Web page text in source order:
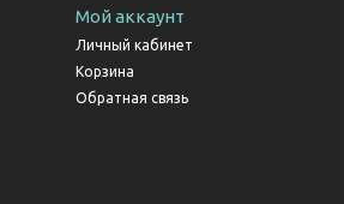
Мой аккаунт
Личный кабинет
Корзина
Обратная связь